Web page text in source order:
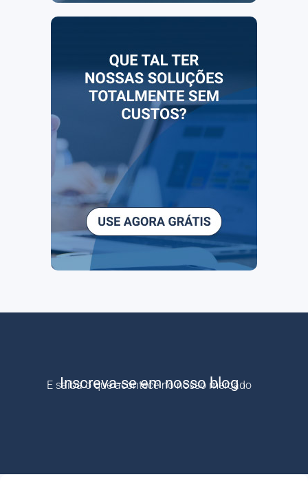
Inscreva-se em nosso blog
E saiba o que acontece no nosso mercado